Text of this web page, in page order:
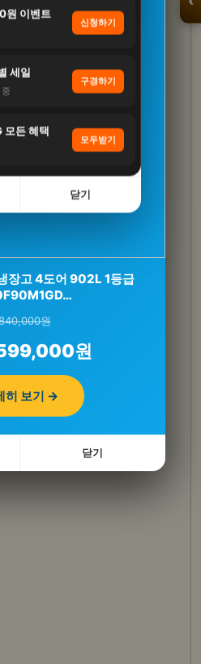
원 이벤트
신청하기
세일
구경하기
모든 혜택
모두받기
닫기
액션 식물성 멜라토닌 2mg
정, 3개
원
원
히 보기 →
닫기
장고 4도어 902L 1등급
원
원
히 보기 →
닫기